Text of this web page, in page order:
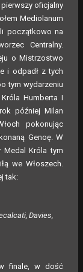
pierwszy oficjalny
Mediolanum
początkowo na
Centralny.
o Mistrzostwo
i odpadł z tych
tym wydarzeniu
Humberta I
później Milan
pokonując
Genoę. W
Medal Króla tym
we Włoszech.
tak:
Davies,
finale, w dość